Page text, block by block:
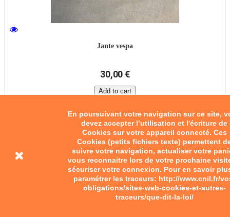
En poursuivant votre navigation sur ce site,
devez accepter l’utilisation et l'écriture de
Cookies sur votre appareil connecté. Ces
Cookies (petits fichiers texte) permettent
suivre votre navigation, actualiser votre
vous reconnaitre lors de votre prochaine
sécuriser votre connexion. Pour en savoir
paramétrer les traceurs: http://www.cnil.fr/
obligations/sites-web-cookies-et-autres-
traceurs/que-dit-la-loi/
Jante vespa
30,00 €
Add to cart